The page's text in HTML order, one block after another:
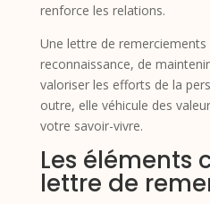
renforce les relations.
Une lettre de
reconnaissance, de
valoriser les efforts de la
outre, elle véhicule des
votre savoir-vivre.
Les éléments
lettre de